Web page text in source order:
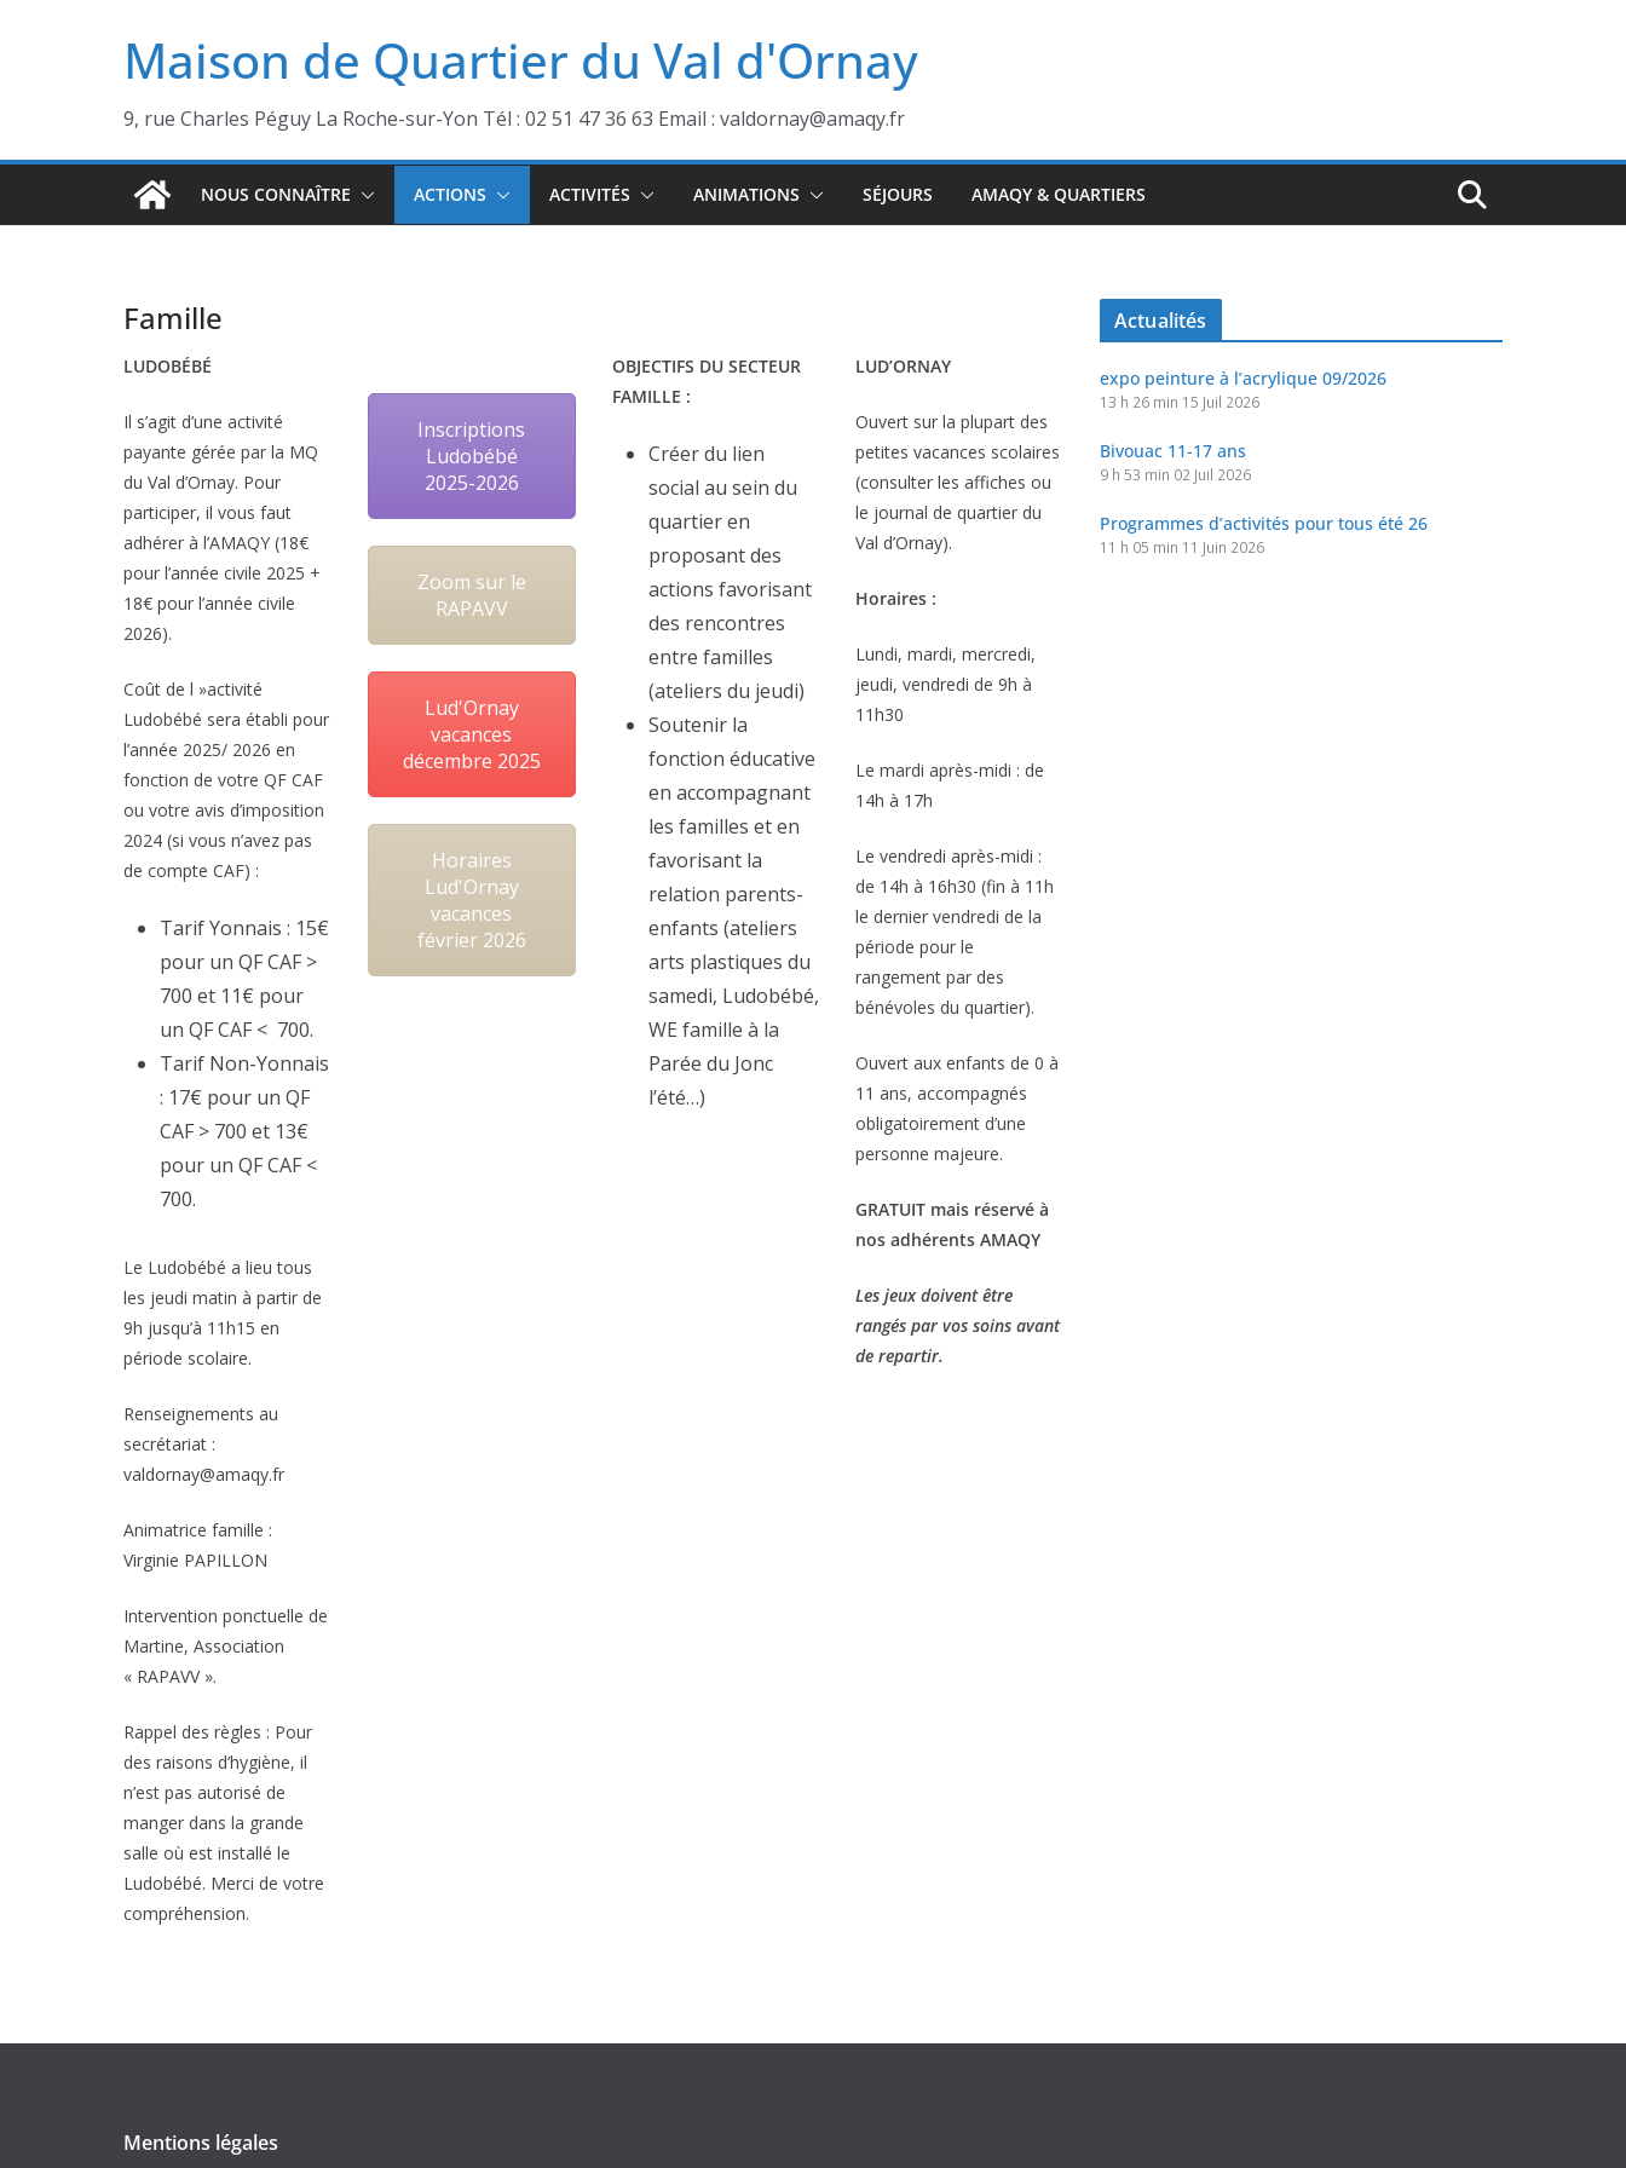
Maison de Quartier du Val d'Ornay
9, rue Charles Péguy La Roche-sur-Yon Tél : 02 51 47 36 63 Email : valdornay@amaqy.fr
NOUS CONNAÎTRE ACTIONS ACTIVITÉS ANIMATIONS SÉJOURS AMAQY & QUARTIERS
Famille
LUDOBÉBÉ
Il s’agit d’une activité
payante gérée par la MQ
du Val d’Ornay. Pour
participer, il vous faut
adhérer à l’AMAQY (18€
pour l’année civile 2025 +
18€ pour l’année civile
2026).
Coût de l »activité
Ludobébé sera établi pour
l’année 2025/ 2026 en
fonction de votre QF CAF
ou votre avis d’imposition
2024 (si vous n’avez pas
de compte CAF) :
Tarif Yonnais : 15€
pour un QF CAF >
700 et 11€ pour
un QF CAF < 700.
Tarif Non-Yonnais
: 17€ pour un QF
CAF > 700 et 13€
pour un QF CAF <
700.
Le Ludobébé a lieu tous
les jeudi matin à partir de
9h jusqu’à 11h15 en
période scolaire.
Renseignements au
secrétariat :
valdornay@amaqy.fr
Animatrice famille :
Virginie PAPILLON
Intervention ponctuelle de
Martine, Association
« RAPAVV ».
Rappel des règles : Pour
des raisons d’hygiène, il
n’est pas autorisé de
manger dans la grande
salle où est installé le
Ludobébé. Merci de votre
compréhension.
Inscriptions
Ludobébé
2025-2026
Zoom sur le
RAPAVV
Lud'Ornay
vacances
décembre 2025
Horaires
Lud'Ornay
vacances
février 2026
OBJECTIFS DU SECTEUR
FAMILLE :
Créer du lien
social au sein du
quartier en
proposant des
actions favorisant
des rencontres
entre familles
(ateliers du jeudi)
Soutenir la
fonction éducative
en accompagnant
les familles et en
favorisant la
relation parents-
enfants (ateliers
arts plastiques du
samedi, Ludobébé,
WE famille à la
Parée du Jonc
l’été…)
LUD’ORNAY
Ouvert sur la plupart des
petites vacances scolaires
(consulter les affiches ou
le journal de quartier du
Val d’Ornay).
Horaires :
Lundi, mardi, mercredi,
jeudi, vendredi de 9h à
11h30
Le mardi après-midi : de
14h à 17h
Le vendredi après-midi :
de 14h à 16h30 (fin à 11h
le dernier vendredi de la
période pour le
rangement par des
bénévoles du quartier).
Ouvert aux enfants de 0 à
11 ans, accompagnés
obligatoirement d’une
personne majeure.
GRATUIT mais réservé à
nos adhérents AMAQY
Les jeux doivent être
rangés par vos soins avant
de repartir.
Actualités
expo peinture à l’acrylique 09/2026
13 h 26 min 15 Juil 2026
Bivouac 11-17 ans
9 h 53 min 02 Juil 2026
Programmes d’activités pour tous été 26
11 h 05 min 11 Juin 2026
Mentions légales